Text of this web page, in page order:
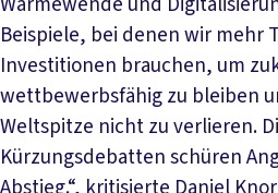
Beispiele, bei denen wir mehr
Investitionen brauchen, um
wettbewerbsfähig zu bleiben
Weltspitze nicht zu verlieren.
Kürzungsdebatten schüren